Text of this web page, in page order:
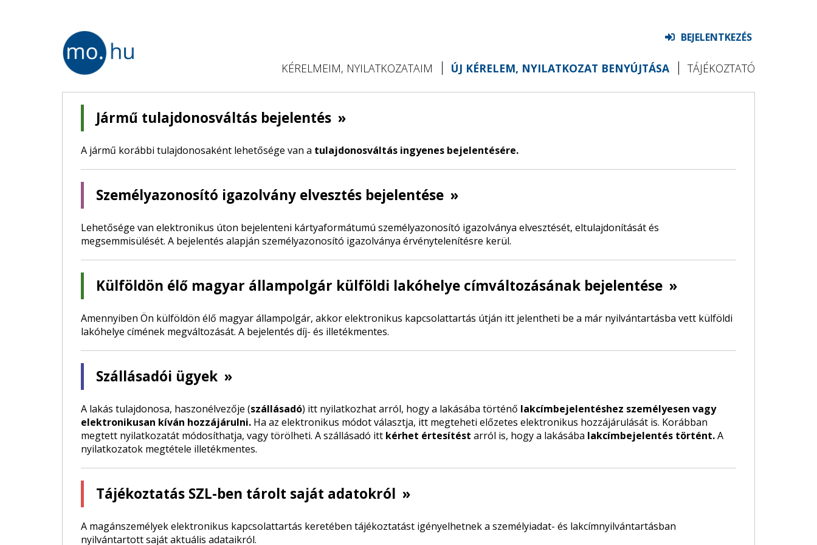
BEJELENTKEZÉS
KÉRELMEIM, NYILATKOZATAIM ÚJ KÉRELEM, NYILATKOZAT BENYÚJTÁSA TÁJÉKOZTATÓ
Jármű tulajdonosváltás bejelentés »
A jármű korábbi tulajdonosaként lehetősége van a tulajdonosváltás ingyenes bejelentésére.
Személyazonosító igazolvány elvesztés bejelentése »
Lehetősége van elektronikus úton bejelenteni kártyaformátumú személyazonosító igazolványa elvesztését, eltulajdonítását és
megsemmisülését. A bejelentés alapján személyazonosító igazolványa érvénytelenítésre kerül.
Külföldön élő magyar állampolgár külföldi lakóhelye címváltozásának bejelentése »
Amennyiben Ön külföldön élő magyar állampolgár, akkor elektronikus kapcsolattartás útján itt jelentheti be a már nyilvántartásba vett külföldi
lakóhelye címének megváltozását. A bejelentés díj- és illetékmentes.
Szállásadói ügyek »
A lakás tulajdonosa, haszonélvezője (szállásadó) itt nyilatkozhat arról, hogy a lakásába történő lakcímbejelentéshez személyesen vagy
elektronikusan kíván hozzájárulni. Ha az elektronikus módot választja, itt megteheti előzetes elektronikus hozzájárulását is. Korábban
megtett nyilatkozatát módosíthatja, vagy törölheti. A szállásadó itt kérhet értesítést arról is, hogy a lakásába lakcímbejelentés történt.A
nyilatkozatok megtétele illetékmentes.
Tájékoztatás SZL-ben tárolt saját adatokról »
A magánszemélyek elektronikus kapcsolattartás keretében tájékoztatást igényelhetnek a személyiadat- és lakcímnyilvántartásban
nyilvántartott saját aktuális adataikról.